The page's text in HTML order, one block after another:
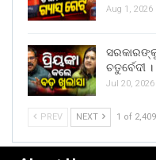
Aug 1, 2026
ଚତୁର୍ବେଦୀ ।
Jul 20, 2026
PREV NEXT 1 of 2,409